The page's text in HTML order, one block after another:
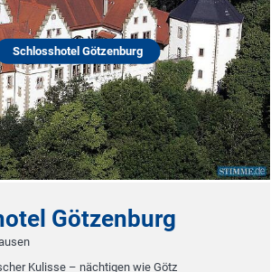
Götzenburg
Götzenburg
Kulisse – nächtigen wie Götz